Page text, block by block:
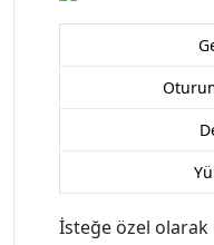
İsteğe özel